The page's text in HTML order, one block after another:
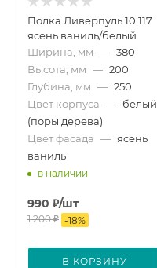
Полка Ливерпуль 10.117
ясень ваниль/белый
Ширина, мм — 380
Высота, мм — 200
Глубина, мм — 250
Цвет корпуса — белый
(поры дерева)
Цвет фасада — ясень
ваниль
в наличии
990 ₽/шт
1 200₽ -18%
В КОРЗИНУ